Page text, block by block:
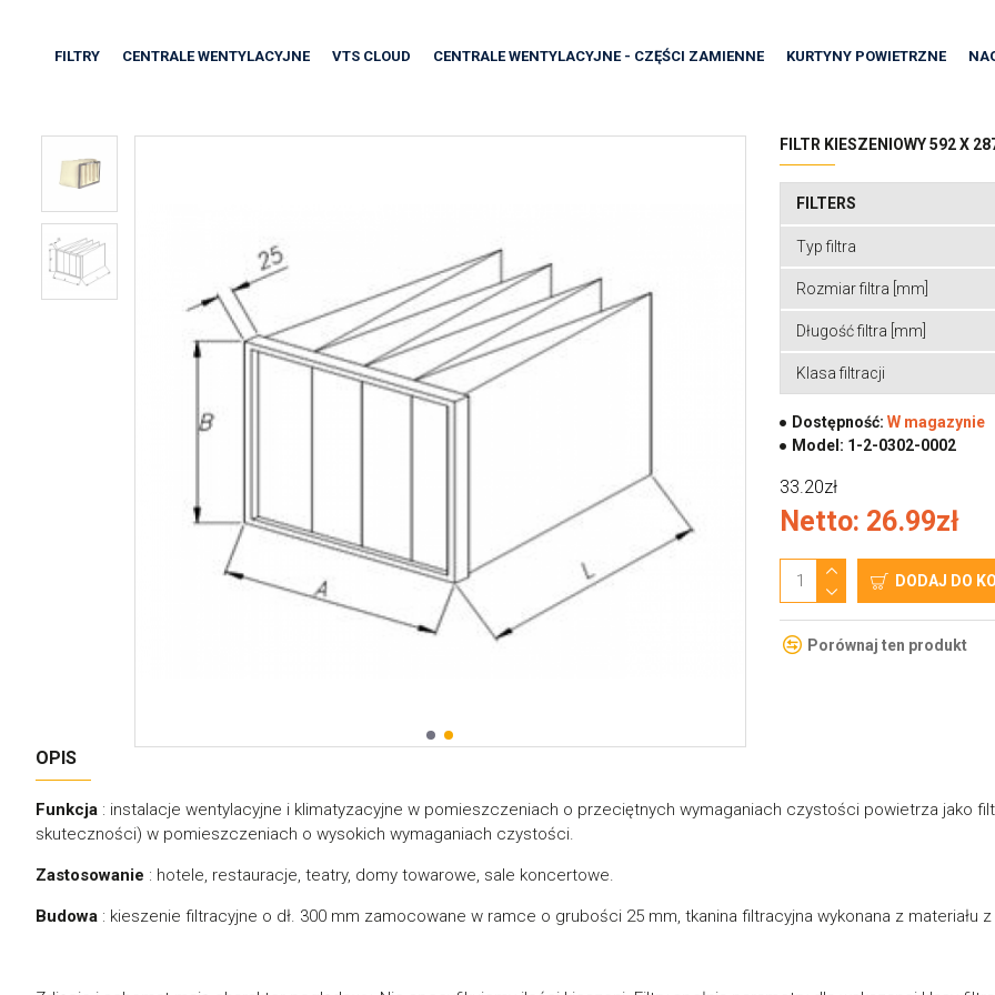
FILTRY CENTRALE WENTYLACYJNE VTS CLOUD CENTRALE WENTYLACYJNE - CZĘŚCI ZAMIENNE KURTYNY POWIETRZNE
FILTR KIESZENIOWY 592 X
FILTERS
Typ filtra
Rozmiar filtra [mm]
Długość filtra [mm]
Klasa filtracji
Dostępność: W magazynie
Model: 1-2-0302-0002
33.20zł
Netto: 26.99zł
DODAJ DO
Porównaj ten produkt
OPIS
Funkcja : instalacje wentylacyjne i klimatyzacyjne w pomieszczeniach o przeciętnych wymaganiach czystości powietrza jako
skuteczności) w pomieszczeniach o wysokich wymaganiach czystości.
Zastosowanie : hotele, restauracje, teatry, domy towarowe, sale koncertowe.
Budowa : kieszenie filtracyjne o dł. 300 mm zamocowane w ramce o grubości 25 mm, tkanina filtracyjna wykonana z materiału